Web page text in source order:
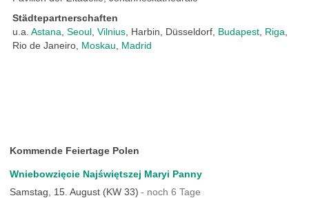
Städtepartnerschaften
u.a.Astana,Seoul,Vilnius, Harbin, Düsseldorf, Budapest, Riga,
Rio de Janeiro, Moskau, Madrid
Kommende Feiertage Polen
Wniebowzięcie Najświętszej Maryi Panny
Samstag, 15. August (KW 33)
noch 6 Tage